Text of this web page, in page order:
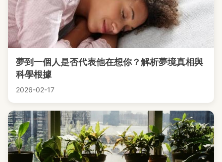
夢到一個人是否代表他在想你？解析夢境真相與
科學根據
2026-02-17